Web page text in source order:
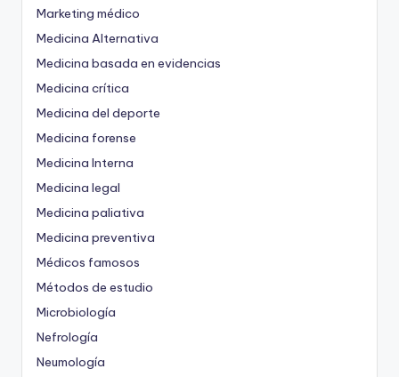
Marketing médico
Medicina Alternativa
Medicina basada en evidencias
Medicina crítica
Medicina del deporte
Medicina forense
Medicina Interna
Medicina legal
Medicina paliativa
Medicina preventiva
Médicos famosos
Métodos de estudio
Microbiología
Nefrología
Neumología